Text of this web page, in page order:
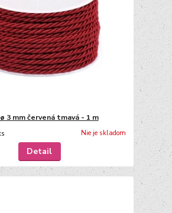
3 mm červená tmavá - 1 m
Nie je skladom
Detail